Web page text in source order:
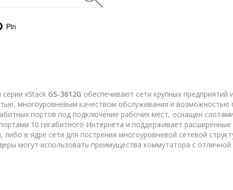
Pin
xStack GS-3612G обеспечивают сети крупных
многоуровневым качеством обслуживания и
портов под подключение рабочих мест, оснащен
10 гигабитного Интернета и поддерживает
либо в ядре сети для пострения многоуровневой сетевой
могут использовать преимущества коммутатора с